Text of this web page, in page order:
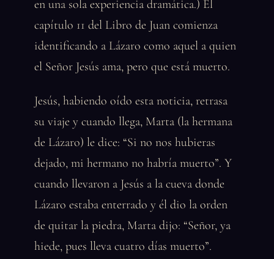
en una sola experiencia dramática.) El
capítulo 11 del Libro de Juan comienza
identificando a Lázaro como aquel a quien
el Señor Jesús ama, pero que está muerto.
Jesús, habiendo oído esta noticia, retrasa
su viaje y cuando llega, Marta (la hermana
de Lázaro) le dice: “Si no nos hubieras
dejado, mi hermano no habría muerto”. Y
cuando llevaron a Jesús a la cueva donde
Lázaro estaba enterrado y él dio la orden
de quitar la piedra, Marta dijo: “Señor, ya
hiede, pues lleva cuatro días muerto”.